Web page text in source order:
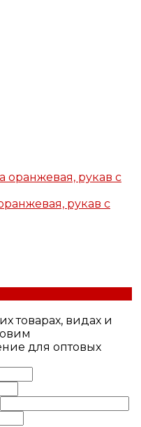
рукав с
товарах, видах и
для оптовых